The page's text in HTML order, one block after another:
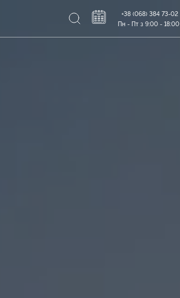
+38 (068) 384 73-02
Пн - Пт з 9:00 - 18:00